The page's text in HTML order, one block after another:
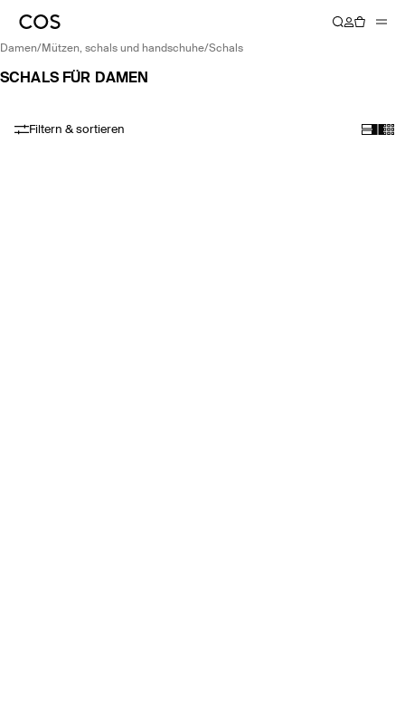
damen/ mützen, schals und handschuhe/ schals
SCHALS FÜR DAMEN
Filtern & sortieren